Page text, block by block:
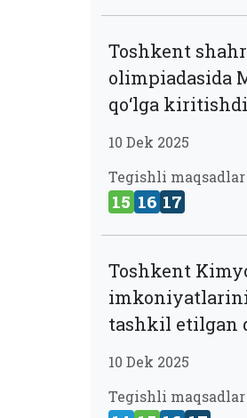
Toshkent
olimpiadasida
qo‘lga
10 Dek 2025
Tegishli maqsadlar
15 16 17
Toshkent
tashkil etilgan
10 Dek 2025
Tegishli maqsadlar